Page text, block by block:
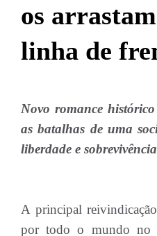
os
linha de
Novo romance
as batalhas de uma
liberdade e
A principal
por todo o mundo no